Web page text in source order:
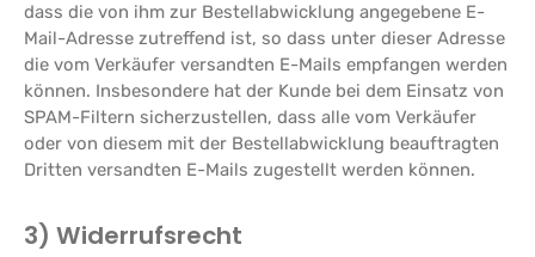
dass die von ihm zur Bestellabwicklung angegebene E-
Mail-Adresse zutreffend ist, so dass unter dieser Adresse
die vom Verkäufer versandten E-Mails empfangen werden
können. Insbesondere hat der Kunde bei dem Einsatz von
SPAM-Filtern sicherzustellen, dass alle vom Verkäufer
oder von diesem mit der Bestellabwicklung beauftragten
Dritten versandten E-Mails zugestellt werden können.
3) Widerrufsrecht